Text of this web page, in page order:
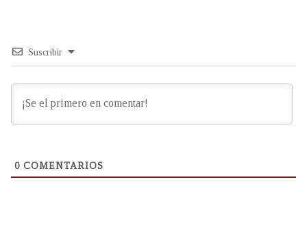
Suscribir
0 COMENTARIOS